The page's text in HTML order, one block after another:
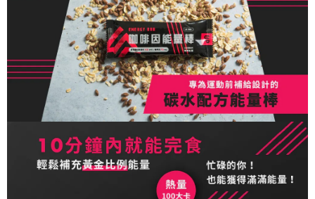
時審查核予不同之上限額度；若仍有額度不足之情形，本公司將視審查結果
請求用戶進行身份認證。
５．嚴禁一人註冊多個帳號或使用他人資訊註冊。若發現惡意使用之情形，
恩沛科技股份有限公司將有權停止該用戶之使用額度並採取法律行動。